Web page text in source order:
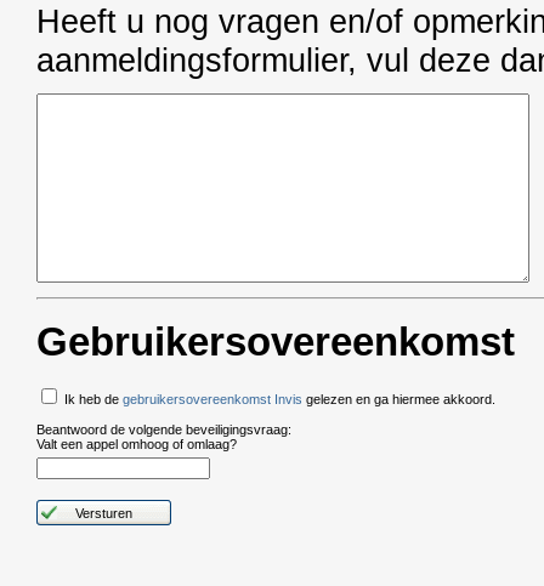
Heeft u nog vragen en/of
aanmeldingsformulier, vul deze
Gebruikersovereenkomst
Ik heb de gebruikersovereenkomst Invis gelezen en ga hiermee akkoord.
Beantwoord de volgende beveiligingsvraag:
Valt een appel omhoog of omlaag?